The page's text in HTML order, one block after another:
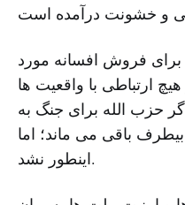
فروش افسانه مورد
ارتباطی با واقعیت ها
حزب الله برای جنگ به
بیطرف باقی می ماند؛ اما
اینطور نشد.